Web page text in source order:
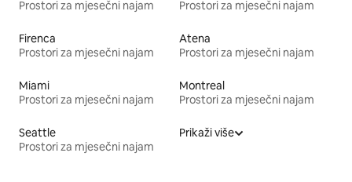
Prostori za mjesečni najam
Prostori za mjesečni najam
Firenca
Prostori za mjesečni najam
Atena
Prostori za mjesečni najam
Miami
Prostori za mjesečni najam
Montreal
Prostori za mjesečni najam
Seattle
Prostori za mjesečni najam
Prikaži više